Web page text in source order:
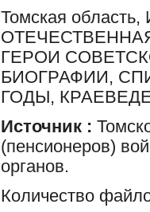
Томская
ГЕРОИ
БИОГРАФИИ,
ГОДЫ,
Источник :
(пенсионеров)
органов.
Количество